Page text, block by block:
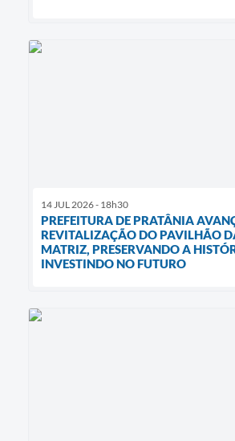
14 JUL 2026 - 18h30
PREFEITURA DE PRATÂNIA
REVITALIZAÇÃO DO PAVILHÃO
MATRIZ, PRESERVANDO A
INVESTINDO NO FUTURO